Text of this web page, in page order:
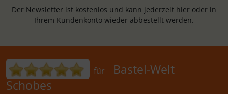
Der Newsletter ist kostenlos und kann jederzeit hier oder in
Ihrem Kundenkonto wieder abbestellt werden.
Bewertungen für Bastel-Welt
für
Bastel-Welt
Schobes